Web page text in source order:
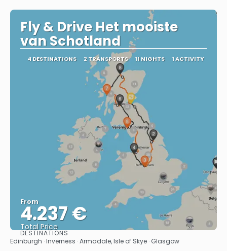
Fly & Drive Het mooiste
van Schotland
4 DESTINATIONS 2 TRANSPORTS 11 NIGHTS 1 ACTIVITY
From
4.237 €
Total Price
See
DESTINATIONS
Edinburgh · Inverness · Armadale, Isle of Skye · Glasgow